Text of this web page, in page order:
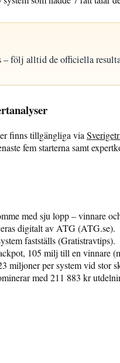
– följ alltid de officiella
finns tillgängliga via
fem starterna samt
med sju lopp – vinnare
digitalt av ATG (ATG.se).
fastställs (Gratistravtips).
105 milj till en vinnare
miljoner per system vid stor
med 211 883 kr